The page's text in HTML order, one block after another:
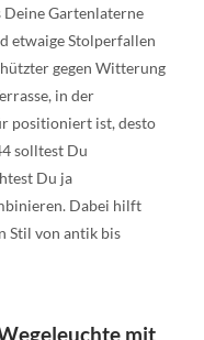
Deine Gartenlaterne
etwaige Stolperfallen
gegen Witterung
in der
positioniert ist, desto
solltest Du
Du ja
Dabei hilft
Stil von antik bis
mit